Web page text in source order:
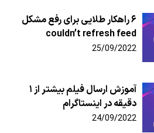
۶ راهکار طلایی برای رفع مشکل
couldn’t refresh feed
25/09/2022
آموزش ارسال فیلم بیشتر از ۱
دقیقه در اینستاگرام
24/09/2022